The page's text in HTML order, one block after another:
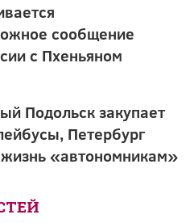
сообщение
с Пхеньяном
Подольск закупает
Петербург
«автономникам»